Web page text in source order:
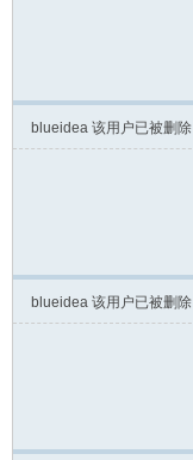
blueidea 该用户已被删除
blueidea 该用户已被删除